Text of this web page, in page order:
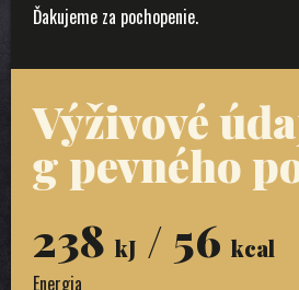
Ďakujeme za pochopenie.
Výživové
g pevného
238 kJ / 56 kcal
Energia